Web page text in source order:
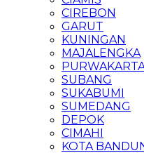
CIREBON
GARUT
KUNINGAN
MAJALENGKA
SUBANG
SUKABUMI
SUMEDANG
DEPOK
CIMAHI
KOTA